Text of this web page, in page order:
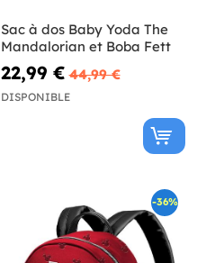
Sac à dos Baby Yoda The
Mandalorian et Boba Fett
22,99 € 44,99 €
DISPONIBLE
-36%